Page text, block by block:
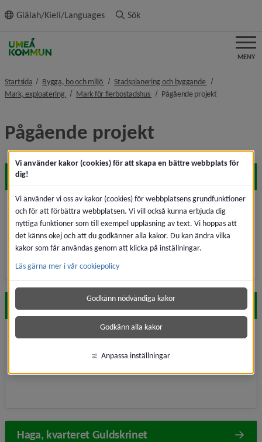
innehållet
Giälah/Kieli/Languages Sök
MENY
Startsida Bygga, bo och miljö nivå i brödsmulenavigeringen
Stadsplanering och byggande nivå i
Mark, exploatering nivå i brödsmulenavigeringen
Mark för flerbostadshus nivå i brödsmulenavigeringen
Pågående projektnivå i
Pågående projekt
Backen, Stenmorgärdet
Här pågår planläggning för cirka 200 bostäder,
skollokaler och konstgräsplan.
Böleäng, kvarteret Aspgärdan
Här planeras för cirka 400 bostäder samt en förskola.
Haga, kvarteret Guldskrinet
Vi använder kakor (cookies) för att skapa en bättre webbplats för
dig!
Vi använder vi oss av kakor (cookies) för webbplatsens grundfunktioner
och för att förbättra webbplatsen. Vi vill också kunna erbjuda dig
nyttiga funktioner som till exempel uppläsning av text. Vi hoppas att
det känns okej och att du godkänner alla kakor. Du kan ändra vilka
kakor som får användas genom att klicka på inställningar.
Läs gärna mer i vår cookiepolicy
Godkänn nödvändiga kakor
Godkänn alla kakor
Anpassa inställningar